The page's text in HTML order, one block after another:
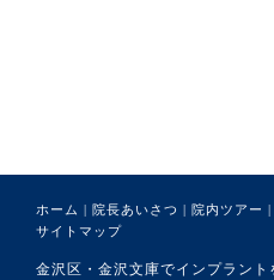
ホーム | 院長あいさつ | 院内ツアー |
サイトマップ
金沢区・金沢文庫でインプラン